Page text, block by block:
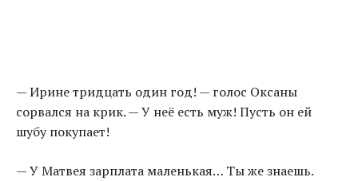
— Ирине тридцать один год! — голос Оксаны
сорвался на крик. — У неё есть муж! Пусть он ей
шубу покупает!
— У Матвея зарплата маленькая… Ты же знаешь.